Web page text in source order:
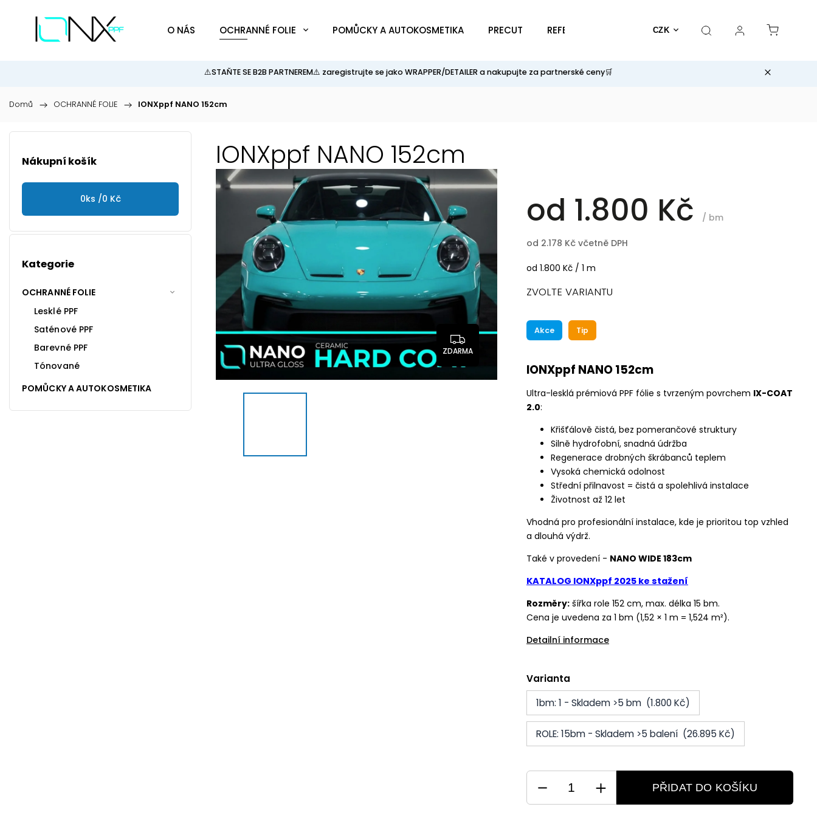
CZK
O NÁS OCHRANNÉ FOLIE POMŮCKY A AUTOKOSMETIKA PRECUT REFERENCE INSTALAČNÍ STUDIO KONTAKTY
⚠️STAŇTE SE B2B PARTNEREM⚠️ zaregistrujte se jako WRAPPER/DETAILER a nakupujte za partnerské ceny🛒
Domů / OCHRANNÉ FOLIE / IONXppf NANO 152cm
Nákupní košík
0ks /0 Kč
Kategorie
OCHRANNÉ FOLIE
Lesklé PPF
Saténové PPF
Barevné PPF
Tónované
POMŮCKY A AUTOKOSMETIKA
IONXppf NANO 152cm
ZDARMA
od 1.800 Kč / bm
od 2.178 Kč včetně DPH
od 1.800 Kč / 1 m
IONXppf NANO 152cm
Ultra-lesklá prémiová PPF fólie s tvrzeným povrchem IX-COAT
2.0:
Křišťálově čistá, bez pomerančové struktury
Silně hydrofobní, snadná údržba
Regenerace drobných škrábanců teplem
Vysoká chemická odolnost
Střední přilnavost = čistá a spolehlivá instalace
Životnost až 12 let
Vhodná pro profesionální instalace, kde je prioritou top vzhled
a dlouhá výdrž.
Také v provedení - NANO WIDE 183cm
KATALOG IONXppf 2025 ke stažení
Rozměry: šířka role 152 cm, max. délka 15 bm.
Cena je uvedena za 1 bm (1,52 × 1 m = 1,524 m²).
Detailní informace
Akce Tip
Varianta
1bm: 1 - Skladem >5 bm (1.800 Kč)
ROLE: 15bm - Skladem >5 balení (26.895 Kč)
ZVOLTE VARIANTU
PŘIDAT DO KOŠÍKU